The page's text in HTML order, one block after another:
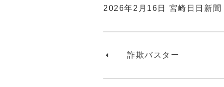
地域連携だより
お役立ち情報
2026年2月16日 宮崎日日新
詐欺バスター